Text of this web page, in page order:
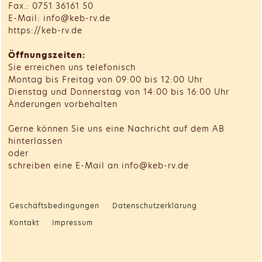
Fax.: 0751 36161 50
E-Mail: info@keb-rv.de
https://keb-rv.de
Öffnungszeiten:
Sie erreichen uns telefonisch
Montag bis Freitag von 09:00 bis 12:00 Uhr
Dienstag und Donnerstag von 14:00 bis 16:00 Uhr
Änderungen vorbehalten
Gerne können Sie uns eine Nachricht auf dem AB
hinterlassen
oder
schreiben eine E-Mail an info@keb-rv.de
Geschäftsbedingungen
Datenschutzerklärung
Kontakt
Impressum